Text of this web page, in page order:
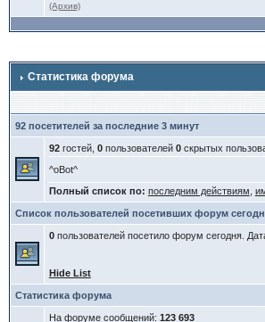
(Архив)
Статистика форума
92 посетителей за последние 3 минут
92гостей, 0пользователей 0скрытых
^oBot^
Полный список по: последним действиям
Список пользователей посетивших форум
0пользователей посетило форум сегодня.
Hide List
Статистика форума
На форуме сообщений: 123 693